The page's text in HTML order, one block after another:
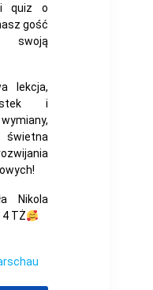
quiz o
gość
swoją
lekcja,
i
Nikola
4 TŻ